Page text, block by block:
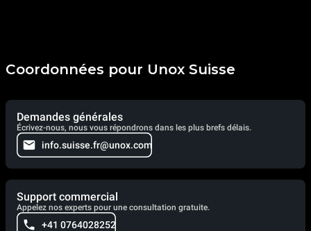
Coordonnées pour Unox Suisse
Demandes générales
Écrivez-nous, nous vous répondrons dans les plus brefs délais.
info.suisse.fr@unox.com
Support commercial
Appelez nos experts pour une consultation gratuite.
+41 0764028252